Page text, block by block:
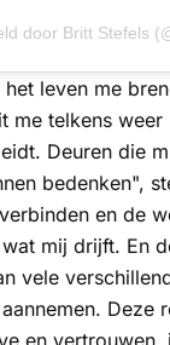
door Britt Stefels
leven me
me telkens weer
Deuren die
bedenken",
en de
mij drijft. En
vele
Deze